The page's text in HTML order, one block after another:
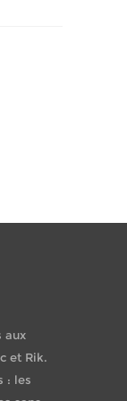
aux
et Rik.
: les